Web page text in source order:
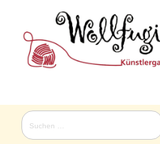
content
Suchen
nach: